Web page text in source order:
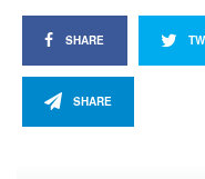
SHARE
SHARE